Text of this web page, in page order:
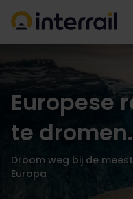
Europese
te
Droom weg bij de
Europa